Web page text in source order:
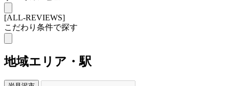
[ALL-REVIEWS]
こだわり条件で探す
地域エリア・駅